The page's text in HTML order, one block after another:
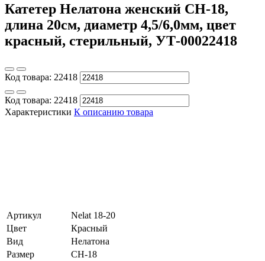
Катетер Нелатона женский CH-18,
длина 20см, диаметр 4,5/6,0мм, цвет
красный, стерильный, УТ-00022418
Код товара: 22418
Код товара: 22418
Характеристики К описанию товара
Артикул
Nelat 18-20
Цвет
Красный
Вид
Нелатона
Размер
CH-18